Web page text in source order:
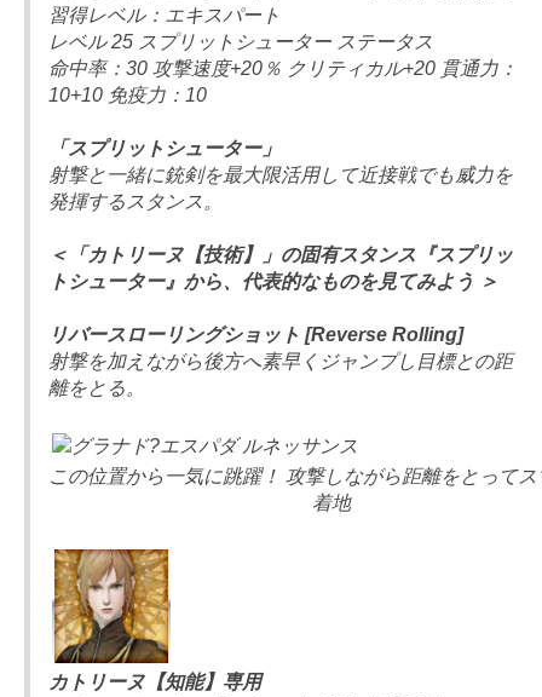
習得レベル：エキスパート
レベル 25 スプリットシューター ステータス
命中率：30 攻撃速度+20％ クリティカル+20 貫通力：
10+10 免疫力：10
「スプリットシューター」
射撃と一緒に銃剣を最大限活用して近接戦でも威力を
発揮するスタンス。
＜「カトリーヌ【技術】」の固有スタンス『スプリッ
トシューター』から、代表的なものを見てみよう ＞
リバースローリングショット [Reverse Rolling]
射撃を加えながら後方へ素早くジャンプし目標との距
離をとる。
この位置から一気に跳躍！ 攻撃しながら距離をとって
着地
カトリーヌ【知能】専用